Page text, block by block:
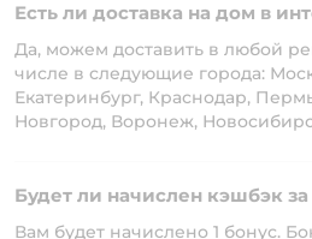
Есть ли доставка на дом в
Да, можем доставить в любой
числе в следующие города:
Екатеринбург, Краснодар,
Новгород, Воронеж,
Будет ли начислен кэшбэк
Вам будет начислено 1 бонус.